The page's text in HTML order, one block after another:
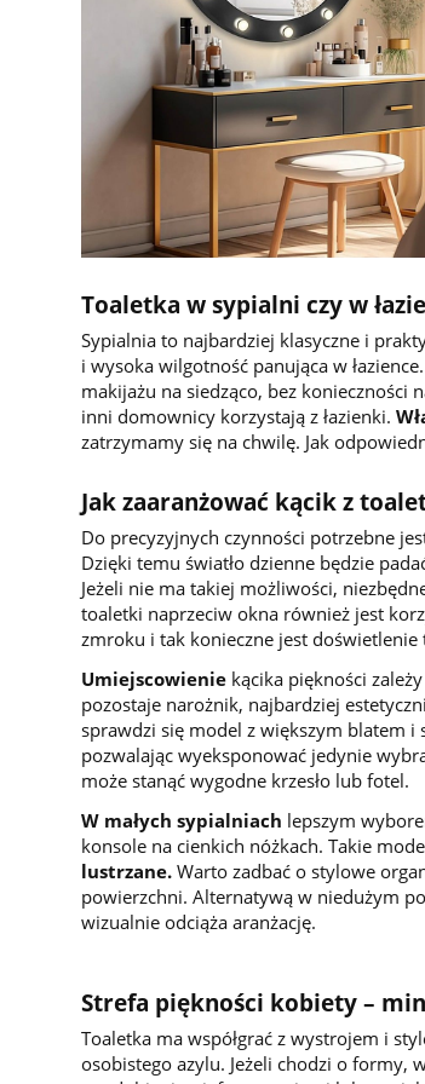
Toaletka w sypialni czy w
Sypialnia to najbardziej klasyczne i
i wysoka wilgotność panująca w
makijażu na siedząco, bez
inni domownicy korzystają z łazienki.
zatrzymamy się na chwilę. Jak
Jak zaaranżować kącik z
Do precyzyjnych czynności potrzebne
Dzięki temu światło dzienne będzie
Jeżeli nie ma takiej możliwości,
toaletki naprzeciw okna również jest
zmroku i tak konieczne jest doświetlenie
Umiejscowienie kącika piękności
pozostaje narożnik, najbardziej
sprawdzi się model z większym blatem i
pozwalając wyeksponować jedynie
może stanąć wygodne krzesło lub fotel.
W małych sypialniach lepszym
konsole na cienkich nóżkach. Takie
lustrzane. Warto zadbać o stylowe
powierzchni. Alternatywą w niedużym
wizualnie odciąża aranżację.
Strefa piękności kobiety –
Toaletka ma współgrać z wystrojem i
osobistego azylu. Jeżeli chodzi o formy,